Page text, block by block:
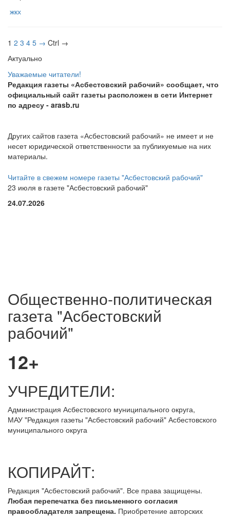
жкх
1 2 3 4 5 → Ctrl →
Актуально
Уважаемые читатели!
Редакция газеты «Асбестовский рабочий» сообщает, что
официальный сайт газеты расположен в сети Интернет
по адресу - arasb.ru
Других сайтов газета «Асбестовский рабочий» не имеет и не
несет юридической ответственности за публикуемые на них
материалы.
Читайте в свежем номере газеты "Асбестовский рабочий"
23 июля в газете "Асбестовский рабочий"
24.07.2026
Общественно-политическая
газета "Асбестовский
рабочий"
12+
УЧРЕДИТЕЛИ:
Администрация Асбестовского муниципального округа,
МАУ"Редакция газеты "Асбестовский рабочий" Асбестовского
муниципального округа
КОПИРАЙТ:
Редакция "Асбестовский рабочий". Все права защищены.
Любая перепечатка без письменного согласия
правообладателя запрещена. Приобретение авторских